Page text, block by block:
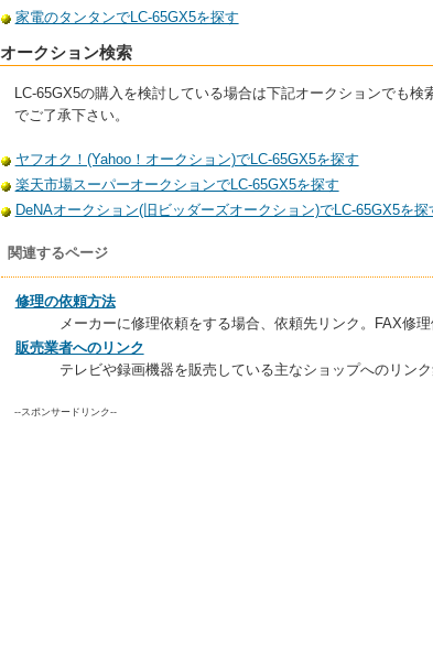
家電のタンタンでLC-65GX5を探す
オークション検索
LC-65GX5の購入を検討している場合は下記オークションでも
でご了承下さい。
ヤフオク！(Yahoo！オークション)でLC-65GX5を探す
楽天市場スーパーオークションでLC-65GX5を探す
DeNAオークション(旧ビッダーズオークション)でLC-65GX5を探
関連するページ
修理の依頼方法
メーカーに修理依頼をする場合、依頼先リンク。FAX修
販売業者へのリンク
テレビや録画機器を販売している主なショップへのリン
--スポンサードリンク--